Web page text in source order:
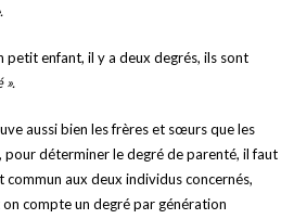
petit enfant, il y a deux degrés, ils sont
».
aussi bien les frères et sœurs que les
pour déterminer le degré de parenté, il faut
aux deux individus concernés,
on compte un degré par génération